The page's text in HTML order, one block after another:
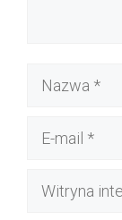
Nazwa
Witryna